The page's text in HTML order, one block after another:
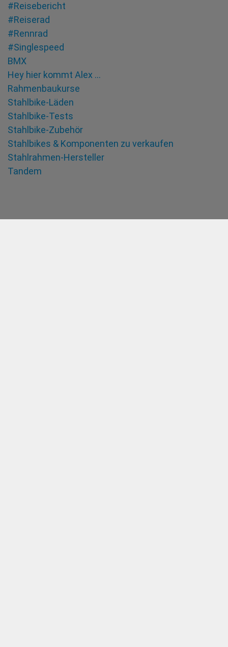
#Reisebericht
#Reiserad
#Rennrad
#Singlespeed
BMX
Hey hier kommt Alex …
Rahmenbaukurse
Stahlbike-Läden
Stahlbike-Tests
Stahlbike-Zubehör
Stahlbikes & Komponenten zu verkaufen
Stahlrahmen-Hersteller
Tandem